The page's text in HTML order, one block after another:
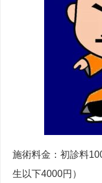
施術料金：初診料
生以下4000円）